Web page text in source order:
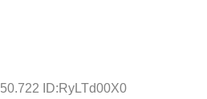
ID:RyLTd00X0